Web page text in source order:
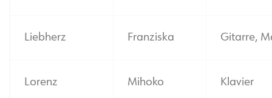
Liebherz Franziska Gitarre,
Lorenz Mihoko Klavier